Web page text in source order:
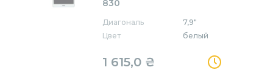
830
Диагональ
7,9"
Цвет
белый
1 615,0 ₴